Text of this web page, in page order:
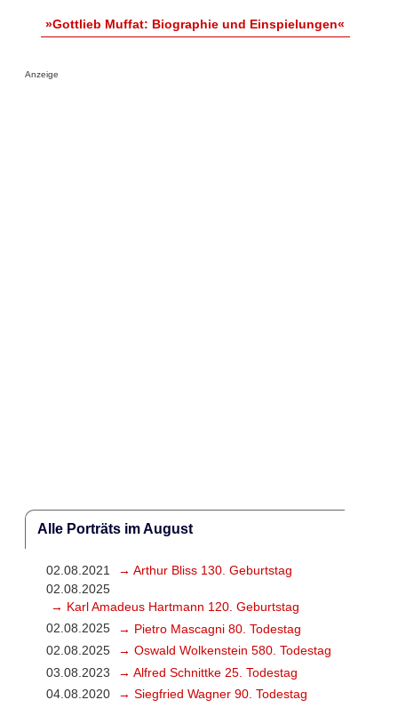
»Gottlieb Muffat: Biographie und Einspielungen«
Anzeige
Alle Porträts im August
02.08.2021
→ Arthur Bliss 130. Geburtstag
02.08.2025
→ Karl Amadeus Hartmann 120. Geburtstag
02.08.2025
→ Pietro Mascagni 80. Todestag
02.08.2025
→ Oswald Wolkenstein 580. Todestag
03.08.2023
→ Alfred Schnittke 25. Todestag
04.08.2020
→ Siegfried Wagner 90. Todestag